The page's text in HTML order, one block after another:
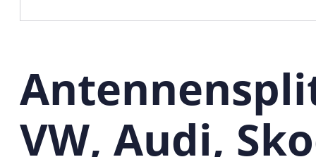
VW, Audi,